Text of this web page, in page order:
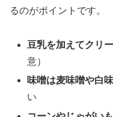
るのがポイントです。
豆乳を加えてクリ
意）
味噌は麦味噌や白
い